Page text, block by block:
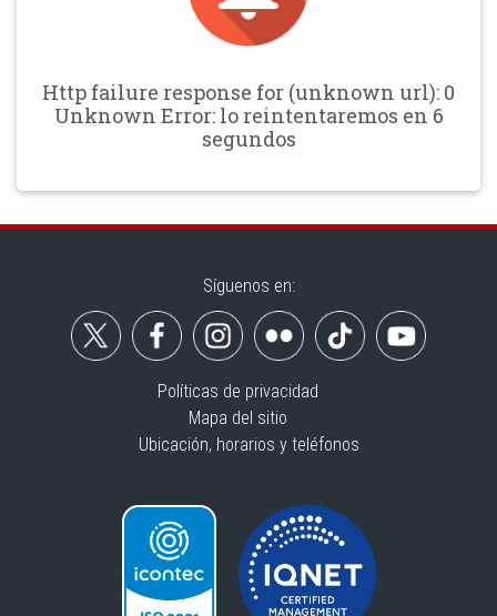
Http failure response for (unknown url): 0
Unknown Error: lo reintentaremos en 6
segundos
Síguenos en:
Políticas de privacidad
Mapa del sitio
Ubicación, horarios y teléfonos